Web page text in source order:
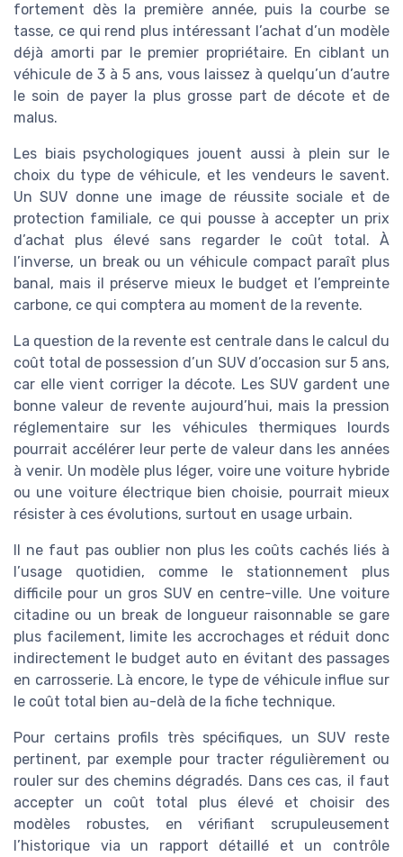
fortement dès la première année, puis la courbe se
tasse, ce qui rend plus intéressant l’achat d’un modèle
déjà amorti par le premier propriétaire. En ciblant un
véhicule de 3 à 5 ans, vous laissez à quelqu’un d’autre
le soin de payer la plus grosse part de décote et de
malus.
Les biais psychologiques jouent aussi à plein sur le
choix du type de véhicule, et les vendeurs le savent.
Un SUV donne une image de réussite sociale et de
protection familiale, ce qui pousse à accepter un prix
d’achat plus élevé sans regarder le coût total. À
l’inverse, un break ou un véhicule compact paraît plus
banal, mais il préserve mieux le budget et l’empreinte
carbone, ce qui comptera au moment de la revente.
La question de la revente est centrale dans le calcul du
coût total de possession d’un SUV d’occasion sur 5 ans,
car elle vient corriger la décote. Les SUV gardent une
bonne valeur de revente aujourd’hui, mais la pression
réglementaire sur les véhicules thermiques lourds
pourrait accélérer leur perte de valeur dans les années
à venir. Un modèle plus léger, voire une voiture hybride
ou une voiture électrique bien choisie, pourrait mieux
résister à ces évolutions, surtout en usage urbain.
Il ne faut pas oublier non plus les coûts cachés liés à
l’usage quotidien, comme le stationnement plus
difficile pour un gros SUV en centre-ville. Une voiture
citadine ou un break de longueur raisonnable se gare
plus facilement, limite les accrochages et réduit donc
indirectement le budget auto en évitant des passages
en carrosserie. Là encore, le type de véhicule influe sur
le coût total bien au-delà de la fiche technique.
Pour certains profils très spécifiques, un SUV reste
pertinent, par exemple pour tracter régulièrement ou
rouler sur des chemins dégradés. Dans ces cas, il faut
accepter un coût total plus élevé et choisir des
modèles robustes, en vérifiant scrupuleusement
l’historique via un rapport détaillé et un contrôle